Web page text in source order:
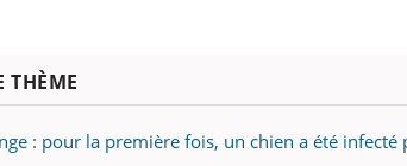
THÈME
: pour la première fois, un chien a été infecté